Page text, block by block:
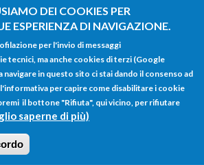
DEI COOKIES PER
ESPERIENZA DI NAVIGAZIONE.
per l'invio di messaggi
tecnici, ma anche cookies di terzi (Google
in questo sito ci stai dando il consenso ad
per capire come disabilitare i cookie
il bottone "Rifiuta", qui vicino, per rifiutare
saperne di più)
I PROFILI